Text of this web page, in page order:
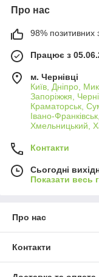
Про нас
98% позитивних
Працює з
м. Чернівці
Київ, Дніпро,
Запоріжжя,
Краматорськ,
Івано-
Хмельницький,
Контакти
Сьогодні
Показати весь
Про нас
Контакти